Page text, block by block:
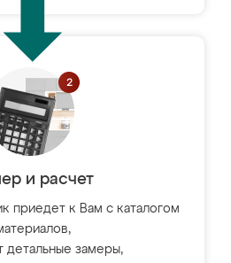
и расчет
приедет к Вам с каталогом
детальные замеры,